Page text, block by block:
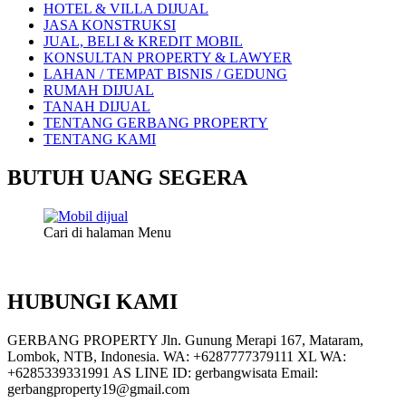
HOTEL & VILLA DIJUAL
JASA KONSTRUKSI
JUAL, BELI & KREDIT MOBIL
KONSULTAN PROPERTY & LAWYER
LAHAN / TEMPAT BISNIS / GEDUNG
RUMAH DIJUAL
TANAH DIJUAL
TENTANG GERBANG PROPERTY
TENTANG KAMI
BUTUH UANG SEGERA
Cari di halaman Menu
HUBUNGI KAMI
GERBANG PROPERTY Jln. Gunung Merapi 167, Mataram,
Lombok, NTB, Indonesia. WA: +6287777379111 XL WA:
+6285339331991 AS LINE ID: gerbangwisata Email:
gerbangproperty19@gmail.com